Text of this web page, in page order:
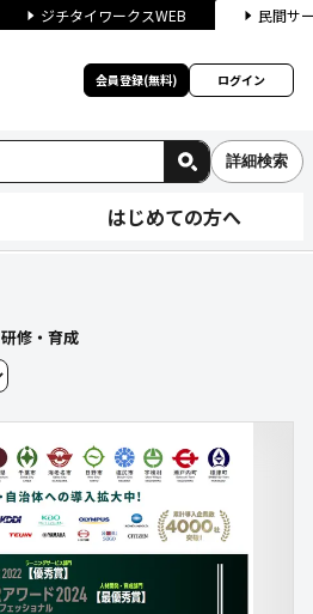
ジチタイワークスWEB 民間サ
会員登録(無料) ログイン
詳細検索
はじめての方へ
研修・育成